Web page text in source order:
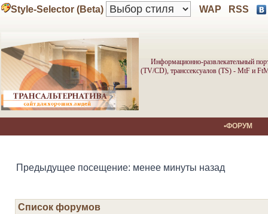
Style-Selector (Beta) WAP RSS
Информационно-развлекательный
(TV/CD), транссексуалов (TS) - MtF и
•ФОРУМ
Предыдущее посещение: менее минуты назад
Список форумов